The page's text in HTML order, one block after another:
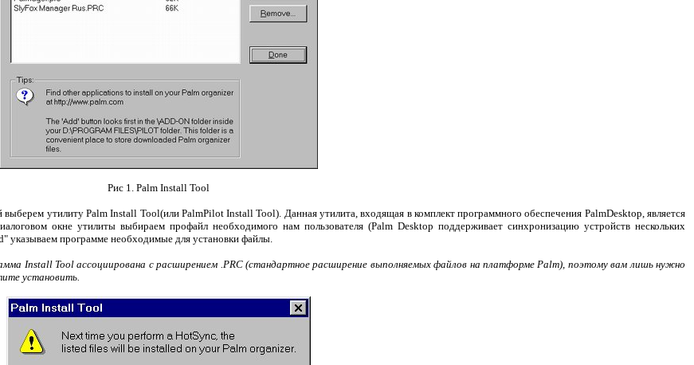
Рис 1. Palm Install Tool
утилиту Palm Install Tool(или PalmPilot Install Tool). Данная утилита, входящая в комплект программного обеспечения PalmDesktop, является
окне утилиты выбираем профайл необходимого нам пользователя (Palm Desktop поддерживает синхронизацию устройств нескольких
указываем программе необходимые для установки файлы.
Install Tool ассоциирована с расширением .PRC (стандартное расширение выполняемых файлов на платформе Palm), поэтому вам лишь нужно
установить.